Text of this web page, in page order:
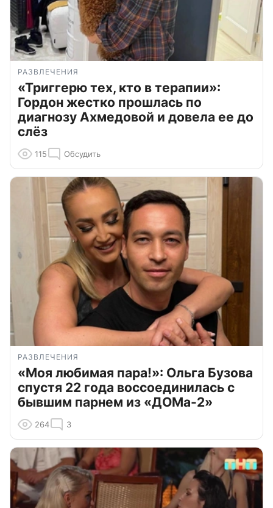
РАЗВЛЕЧЕНИЯ
«Триггерю тех, кто в терапии»:
Гордон жестко прошлась по
диагнозу Ахмедовой и довела ее до
слёз
115 Обсудить
РАЗВЛЕЧЕНИЯ
«Моя любимая пара!»: Ольга Бузова
спустя 22 года воссоединилась с
бывшим парнем из «ДОМа-2»
264 3